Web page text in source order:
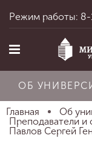
Режим работы: 8-
ОБ
Главная
Об
Преподаватели и
Павлов Сергей